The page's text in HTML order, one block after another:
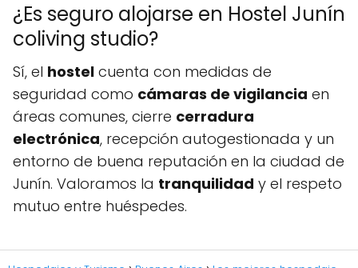
¿Es seguro alojarse en Hostel Junín
coliving studio?
Sí, el hostel cuenta con medidas de
seguridad como cámaras de vigilancia en
áreas comunes, cierre cerradura
electrónica, recepción autogestionada y un
entorno de buena reputación en la ciudad de
Junín. Valoramos la tranquilidad y el respeto
mutuo entre huéspedes.